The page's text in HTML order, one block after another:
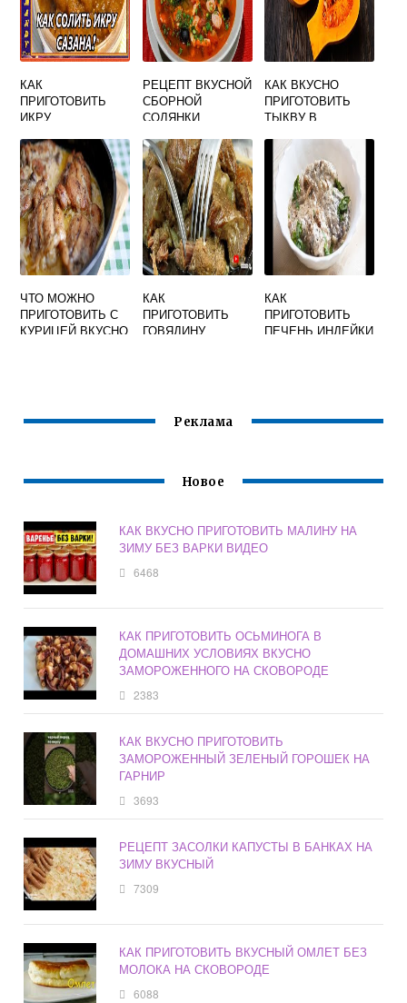
КАК
ПРИГОТОВИТЬ
ИКРУ
ВКУСНО
РЕЦЕПТ ВКУСНОЙ
СБОРНОЙ
СОЛЯНКИ
КЛАССИЧЕСКОЙ
КАК ВКУСНО
ПРИГОТОВИТЬ
ТЫКВУ В
ЧТО МОЖНО
ПРИГОТОВИТЬ С
КУРИЦЕЙ ВКУСНО
КАК
ПРИГОТОВИТЬ
ГОВЯДИНУ
КАК
ПРИГОТОВИТЬ
ПЕЧЕНЬ ИНДЕЙКИ
Реклама
Новое
КАК ВКУСНО ПРИГОТОВИТЬ МАЛИНУ НА
ЗИМУ БЕЗ ВАРКИ ВИДЕО
6468
КАК ПРИГОТОВИТЬ ОСЬМИНОГА В
ДОМАШНИХ УСЛОВИЯХ ВКУСНО
ЗАМОРОЖЕННОГО НА СКОВОРОДЕ
2383
КАК ВКУСНО ПРИГОТОВИТЬ
ЗАМОРОЖЕННЫЙ ЗЕЛЕНЫЙ ГОРОШЕК НА
ГАРНИР
3693
РЕЦЕПТ ЗАСОЛКИ КАПУСТЫ В БАНКАХ НА
ЗИМУ ВКУСНЫЙ
7309
КАК ПРИГОТОВИТЬ ВКУСНЫЙ ОМЛЕТ БЕЗ
МОЛОКА НА СКОВОРОДЕ
6088